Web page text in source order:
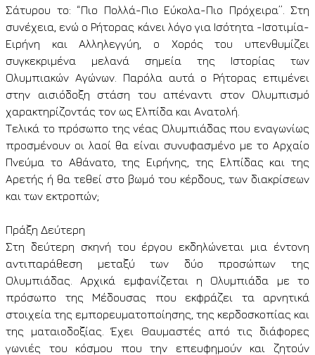
Σάτυρου το: “Πιο Πολλά-Πιο Εύκολα-Πιο Πρόχειρα”. Στη
συνέχεια, ενώ ο Ρήτορας κάνει λόγο για Ισότητα -Ισοτιμία-
Ειρήνη και Αλληλεγγύη, ο Χορός του υπενθυμίζει
συγκεκριμένα μελανά σημεία της Ιστορίας των
Ολυμπιακών Αγώνων. Παρόλα αυτά ο Ρήτορας επιμένει
στην αισιόδοξη στάση του απέναντι στον Ολυμπισμό
χαρακτηρίζοντάς τον ως Ελπίδα και Ανατολή.
Τελικά το πρόσωπο της νέας Ολυμπιάδας που εναγωνίως
προσμένουν οι λαοί θα είναι συνυφασμένο με το Αρχαίο
Πνεύμα το Αθάνατο, της Ειρήνης, της Ελπίδας και της
Αρετής ή θα τεθεί στο βωμό του κέρδους, των διακρίσεων
και των εκτροπών;
Πράξη Δεύτερη
Στη δεύτερη σκηνή του έργου εκδηλώνεται μια έντονη
αντιπαράθεση μεταξύ των δύο προσώπων της
Ολυμπιάδας. Αρχικά εμφανίζεται η Ολυμπιάδα με το
πρόσωπο της Μέδουσας που εκφράζει τα αρνητικά
στοιχεία της εμπορευματοποίησης, της κερδοσκοπίας και
της ματαιοδοξίας. Έχει Θαυμαστές από τις διάφορες
γωνιές του κόσμου που την επευφημούν και ζητούν